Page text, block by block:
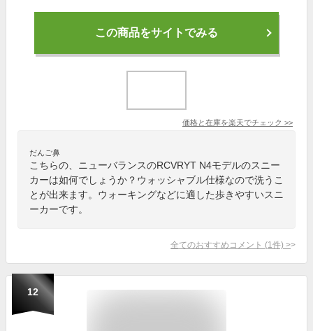
この商品をサイトでみる
価格と在庫を楽天でチェック >>
だんご鼻
こちらの、ニューバランスのRCVRYT N4モデルのスニー
カーは如何でしょうか？ウォッシャブル仕様なので洗うこ
とが出来ます。ウォーキングなどに適した歩きやすいスニ
ーカーです。
全てのおすすめコメント (1 件) >
12